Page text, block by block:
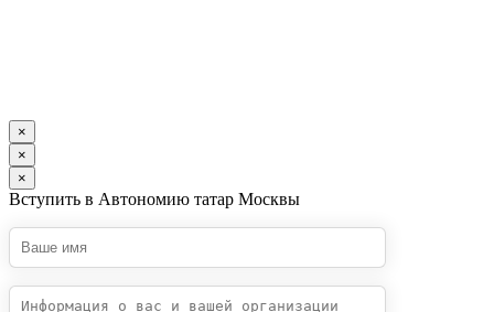
×
×
×
Вступить в Автономию татар Москвы